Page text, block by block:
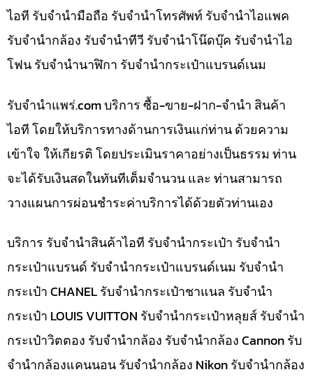
ไอที รับจำนำมือถือ รับจำนำโทรศัพท์ รับจำนำไอแพค
รับจำนำกล้อง รับจำนำทีวี รับจำนำโน๊ดบุ๊ค รับจำนำไอ
โฟน รับจำนำนาฬิกา รับจำนำกระเป๋าแบรนด์เนม
รับจํานําแพร่.com บริการ ซื้อ-ขาย-ฝาก-จำนำ สินค้า
ไอที โดยให้บริการทางด้านการเงินแก่ท่าน ด้วยความ
เข้าใจ ให้เกียรติ โดยประเมินราคาอย่างเป็นธรรม ท่าน
จะได้รับเงินสดในทันทีเต็มจำนวน และ ท่านสามารถ
วางแผนการผ่อนชำระค่าบริการได้ด้วยตัวท่านเอง
บริการ รับจำนำสินค้าไอที รับจำนำกระเป๋า รับจำนำ
กระเป๋าแบรนด์ รับจำนำกระเป๋าแบรนด์เนม รับจำนำ
กระเป๋า CHANEL รับจำนำกระเป๋าชาแนล รับจำนำ
กระเป๋า LOUIS VUITTON รับจำนำกระเป๋าหลุยส์ รับจำนำ
กระเป๋าวิตตอง รับจำนำกล้อง รับจำนำกล้อง Cannon รับ
จำนำกล้องแคนนอน รับจำนำกล้อง Nikon รับจำนำกล้อง